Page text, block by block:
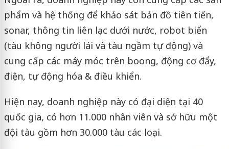
phẩm và hệ thống để khảo sát bản đồ tiên tiến,
sonar, thông tin liên lạc dưới nước, robot biển
(tàu không người lái và tàu ngầm tự động) và
cung cấp các máy móc trên boong, động cơ đẩy,
điện, tự động hóa & điều khiển.
Hiện nay, doanh nghiệp này có đại diện tại 40
quốc gia, có hơn 11.000 nhân viên và sở hữu một
đội tàu gồm hơn 30.000 tàu các loại.